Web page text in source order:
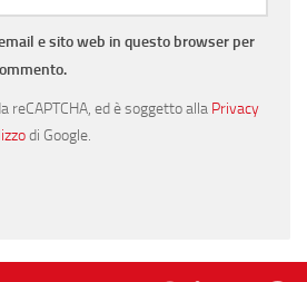
e sito web in questo browser per
reCAPTCHA, ed è soggetto alla Privacy
di Google.